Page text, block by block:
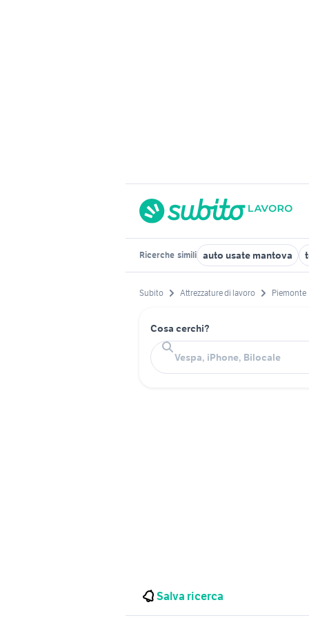
Ricerche simili auto usate mantova
Subito Attrezzature di lavoro Piemonte
Cosa cerchi?
Salva ricerca